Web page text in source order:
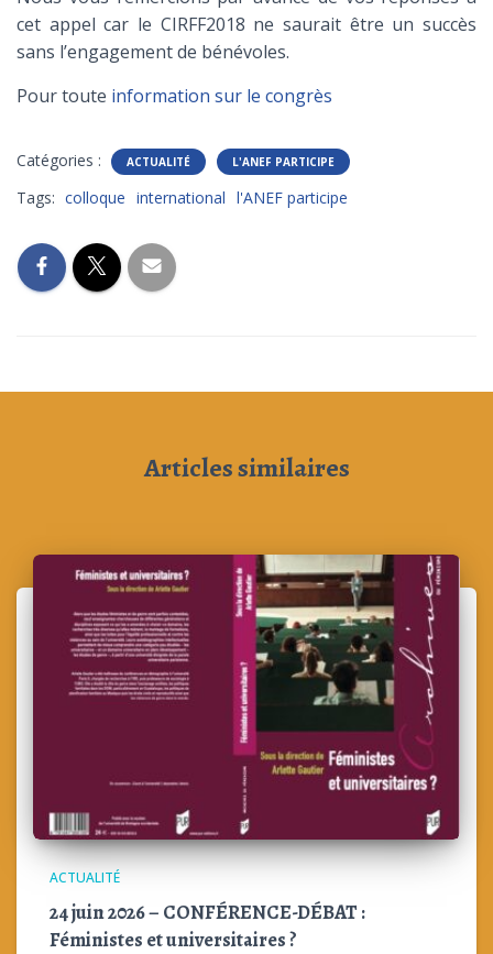
cet appel car le CIRFF2018 ne saurait être un succès
sans l’engagement de bénévoles.
Pour toute information sur le congrès
Catégories : ACTUALITÉ L'ANEF PARTICIPE
Tags: colloque international l'ANEF participe
Articles similaires
ACTUALITÉ
24 juin 2026 – CONFÉRENCE-DÉBAT :
Féministes et universitaires ?